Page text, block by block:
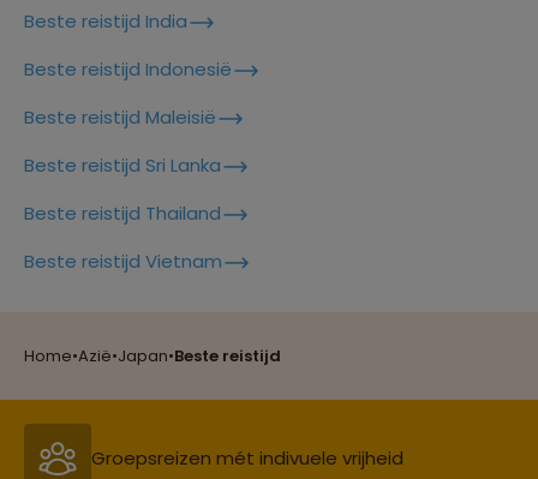
Home•Azië•Japan•Beste reistijd
Beste reistijd India
Beste reistijd Indonesië
Beste reistijd Maleisië
Beste reistijd Sri Lanka
Beste reistijd Thailand
Beste reistijd Vietnam
Groepsreizen mét indivuele vrijheid